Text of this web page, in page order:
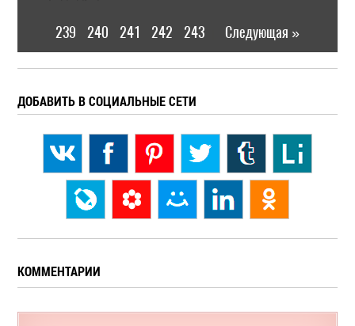
239 240 241 242 243 Следующая »
ДОБАВИТЬ В СОЦИАЛЬНЫЕ СЕТИ
КОММЕНТАРИИ